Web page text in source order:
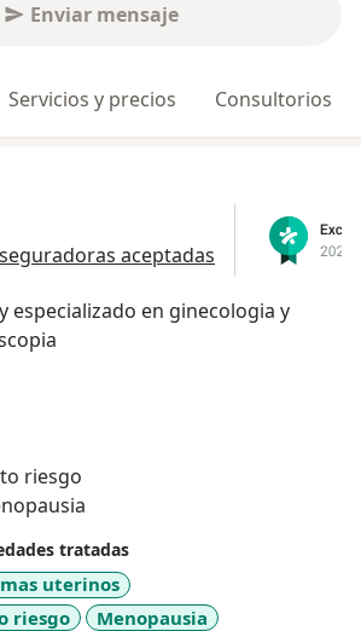
Enviar mensaje
Servicios y precios Consultorios
aceptadas
especializado en ginecologia y
riesgo
tratadas
uterinos
riesgo
Menopausia